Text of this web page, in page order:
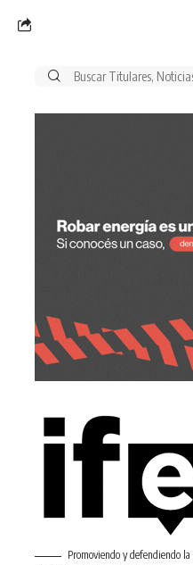
Buscar
Promoviendo y defendiendo